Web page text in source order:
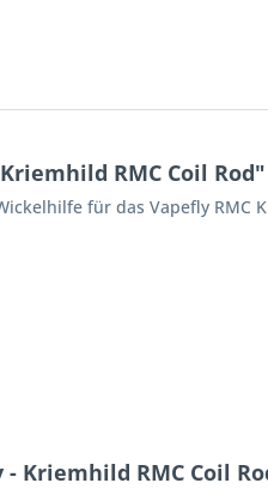
RMC Coil Rod"
für das Vapefly RMC
Kriemhild RMC Coil